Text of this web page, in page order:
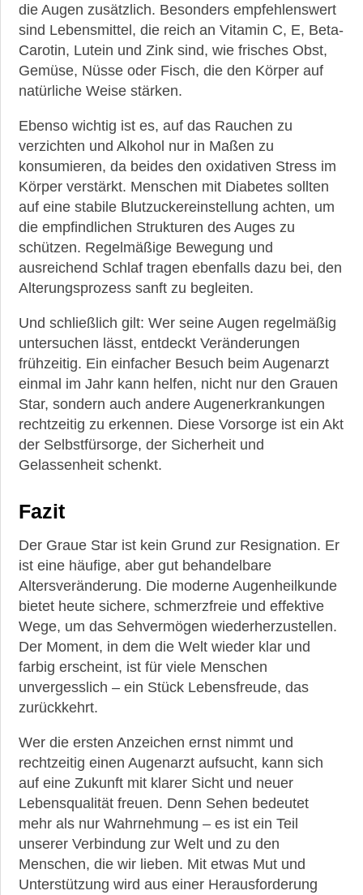
die Augen zusätzlich. Besonders empfehlenswert
sind Lebensmittel, die reich an Vitamin C, E, Beta-
Carotin, Lutein und Zink sind, wie frisches Obst,
Gemüse, Nüsse oder Fisch, die den Körper auf
natürliche Weise stärken.
Ebenso wichtig ist es, auf das Rauchen zu
verzichten und Alkohol nur in Maßen zu
konsumieren, da beides den oxidativen Stress im
Körper verstärkt. Menschen mit Diabetes sollten
auf eine stabile Blutzuckereinstellung achten, um
die empfindlichen Strukturen des Auges zu
schützen. Regelmäßige Bewegung und
ausreichend Schlaf tragen ebenfalls dazu bei, den
Alterungsprozess sanft zu begleiten.
Und schließlich gilt: Wer seine Augen regelmäßig
untersuchen lässt, entdeckt Veränderungen
frühzeitig. Ein einfacher Besuch beim Augenarzt
einmal im Jahr kann helfen, nicht nur den Grauen
Star, sondern auch andere Augenerkrankungen
rechtzeitig zu erkennen. Diese Vorsorge ist ein Akt
der Selbstfürsorge, der Sicherheit und
Gelassenheit schenkt.
Fazit
Der Graue Star ist kein Grund zur Resignation. Er
ist eine häufige, aber gut behandelbare
Altersveränderung. Die moderne Augenheilkunde
bietet heute sichere, schmerzfreie und effektive
Wege, um das Sehvermögen wiederherzustellen.
Der Moment, in dem die Welt wieder klar und
farbig erscheint, ist für viele Menschen
unvergesslich – ein Stück Lebensfreude, das
zurückkehrt.
Wer die ersten Anzeichen ernst nimmt und
rechtzeitig einen Augenarzt aufsucht, kann sich
auf eine Zukunft mit klarer Sicht und neuer
Lebensqualität freuen. Denn Sehen bedeutet
mehr als nur Wahrnehmung – es ist ein Teil
unserer Verbindung zur Welt und zu den
Menschen, die wir lieben. Mit etwas Mut und
Unterstützung wird aus einer Herausforderung